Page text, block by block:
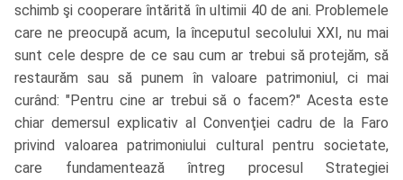
schimb şi cooperare întărită în ultimii 40 de ani. Problemele
care ne preocupă acum, la începutul secolului XXI, nu mai
sunt cele despre de ce sau cum ar trebui să protejăm, să
restaurăm sau să punem în valoare patrimoniul, ci mai
curând: "Pentru cine ar trebui să o facem?" Acesta este
chiar demersul explicativ al Convenţiei cadru de la Faro
privind valoarea patrimoniului cultural pentru societate,
care fundamentează întreg procesul Strategiei